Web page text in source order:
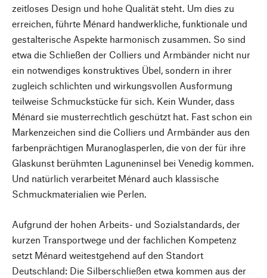
zeitloses Design und hohe Qualität steht. Um dies zu
erreichen, führte Ménard handwerkliche, funktionale und
gestalterische Aspekte harmonisch zusammen. So sind
etwa die Schließen der Colliers und Armbänder nicht nur
ein notwendiges konstruktives Übel, sondern in ihrer
zugleich schlichten und wirkungsvollen Ausformung
teilweise Schmuckstücke für sich. Kein Wunder, dass
Ménard sie musterrechtlich geschützt hat. Fast schon ein
Markenzeichen sind die Colliers und Armbänder aus den
farbenprächtigen Muranoglasperlen, die von der für ihre
Glaskunst berühmten Laguneninsel bei Venedig kommen.
Und natürlich verarbeitet Ménard auch klassische
Schmuckmaterialien wie Perlen.
Aufgrund der hohen Arbeits- und Sozialstandards, der
kurzen Transportwege und der fachlichen Kompetenz
setzt Ménard weitestgehend auf den Standort
Deutschland: Die Silberschließen etwa kommen aus der